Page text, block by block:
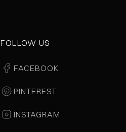
FOLLOW US
FACEBOOK
PINTEREST
INSTAGRAM